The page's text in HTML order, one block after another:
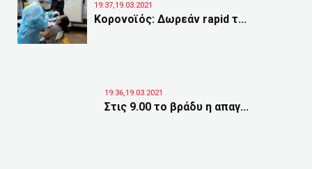
19:37,19.03.2021
Κορονοϊός: Δωρεάν rapid τ...
19:36,19.03.2021
Στις 9.00 το βράδυ η απαγ...